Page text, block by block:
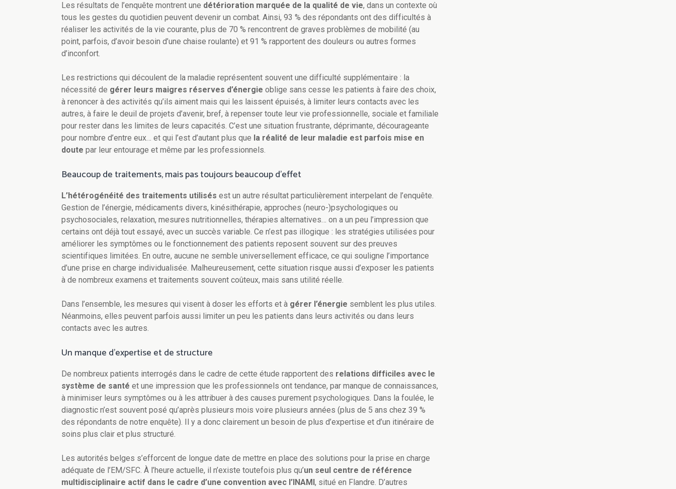
Les résultats de l’enquête montrent une détérioration marquée de la qualité de vie, dans un contexte où
tous les gestes du quotidien peuvent devenir un combat. Ainsi, 93 % des répondants ont des difficultés à
réaliser les activités de la vie courante, plus de 70 % rencontrent de graves problèmes de mobilité (au
point, parfois, d’avoir besoin d’une chaise roulante) et 91 % rapportent des douleurs ou autres formes
d’inconfort.
Les restrictions qui découlent de la maladie représentent souvent une difficulté supplémentaire : la
nécessité de gérer leurs maigres réserves d’énergie oblige sans cesse les patients à faire des choix,
à renoncer à des activités qu’ils aiment mais qui les laissent épuisés, à limiter leurs contacts avec les
autres, à faire le deuil de projets d’avenir, bref, à repenser toute leur vie professionnelle, sociale et familiale
pour rester dans les limites de leurs capacités. C’est une situation frustrante, déprimante, décourageante
pour nombre d’entre eux… et qui l’est d’autant plus que la réalité de leur maladie est parfois mise en
doute par leur entourage et même par les professionnels.
Beaucoup de traitements, mais pas toujours beaucoup d’effet
L’hétérogénéité des traitements utilisés est un autre résultat particulièrement interpelant de l’enquête.
Gestion de l’énergie, médicaments divers, kinésithérapie, approches (neuro-)psychologiques ou
psychosociales, relaxation, mesures nutritionnelles, thérapies alternatives… on a un peu l’impression que
certains ont déjà tout essayé, avec un succès variable. Ce n’est pas illogique : les stratégies utilisées pour
améliorer les symptômes ou le fonctionnement des patients reposent souvent sur des preuves
scientifiques limitées. En outre, aucune ne semble universellement efficace, ce qui souligne l’importance
d’une prise en charge individualisée. Malheureusement, cette situation risque aussi d’exposer les patients
à de nombreux examens et traitements souvent coûteux, mais sans utilité réelle.
Dans l’ensemble, les mesures qui visent à doser les efforts et à gérer l’énergie semblent les plus utiles.
Néanmoins, elles peuvent parfois aussi limiter un peu les patients dans leurs activités ou dans leurs
contacts avec les autres.
Un manque d’expertise et de structure
De nombreux patients interrogés dans le cadre de cette étude rapportent des relations difficiles avec le
système de santé et une impression que les professionnels ont tendance, par manque de connaissances,
à minimiser leurs symptômes ou à les attribuer à des causes purement psychologiques. Dans la foulée, le
diagnostic n’est souvent posé qu’après plusieurs mois voire plusieurs années (plus de 5 ans chez 39 %
des répondants de notre enquête). Il y a donc clairement un besoin de plus d’expertise et d’un itinéraire de
soins plus clair et plus structuré.
Les autorités belges s’efforcent de longue date de mettre en place des solutions pour la prise en charge
adéquate de l’EM/SFC. À l’heure actuelle, il n’existe toutefois plus qu’un seul centre de référence
multidisciplinaire actif dans le cadre d’une convention avec l’INAMI , situé en Flandre. D’autres